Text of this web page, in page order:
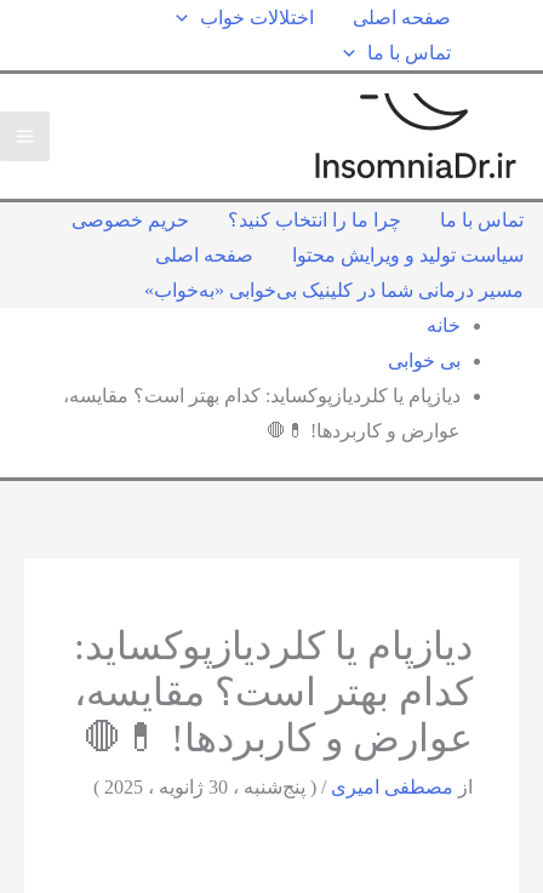
صفحه اصلی
اختلالات خواب
تماس با ما
تماس با ما چرا ما را انتخاب کنید؟
حریم خصوصی
سیاست تولید و ویرایش محتوا
صفحه اصلی
مسیر درمانی شما در کلینیک بی‌خوابی «به‌خواب»
خانه
بی خوابی
دیازپام یا کلردیازپوکساید: کدام بهتر است؟ مقایسه،
عوارض و کاربردها! 💊🛑
دیازپام یا کلردیازپوکساید:
کدام بهتر است؟ مقایسه،
عوارض و کاربردها! 💊🛑
از مصطفی امیری/( پنج‌شنبه ، 30 ژانویه ، 2025 )